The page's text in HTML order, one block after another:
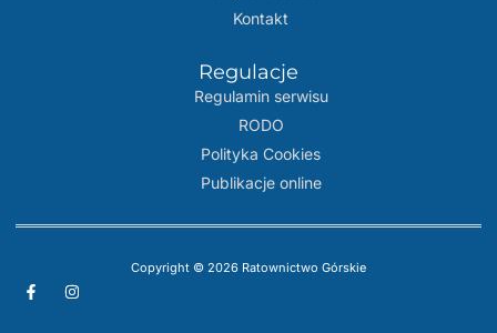
Kontakt
Regulacje
Regulamin serwisu
RODO
Polityka Cookies
Publikacje online
Copyright © 2026 Ratownictwo Górskie